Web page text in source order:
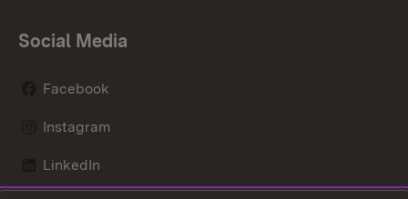
Social Media
Facebook
Instagram
LinkedIn